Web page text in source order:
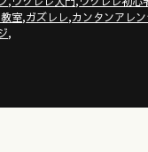
ンネルURL
channel/
室,ガズレレ,カンタンアレン
,